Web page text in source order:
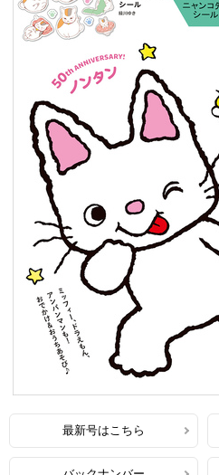
最新号はこちら